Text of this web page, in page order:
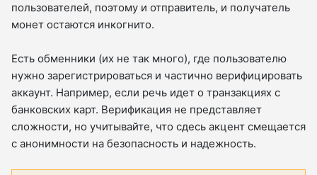
пользователей, поэтому и отправитель, и получатель
монет остаются инкогнито.
Есть обменники (их не так много), где пользователю
нужно зарегистрироваться и частично верифицировать
аккаунт. Например, если речь идет о транзакциях с
банковских карт. Верификация не представляет
сложности, но учитывайте, что сдесь акцент смещается
с анонимности на безопасность и надежность.